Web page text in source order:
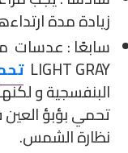
زيادة مدة
LIGHT GRAY
البنفسجية و
تحمي بؤبؤ
نظارة الشمس.